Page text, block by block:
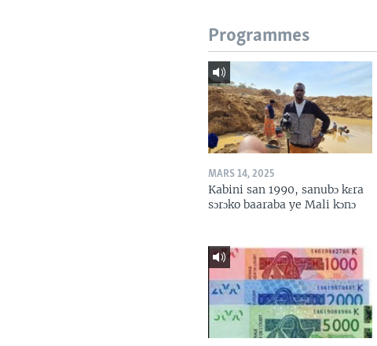
Programmes
MARS 14, 2025
Kabini san 1990, sanubɔ kɛra
sɔrɔko baaraba ye Mali kɔnɔ